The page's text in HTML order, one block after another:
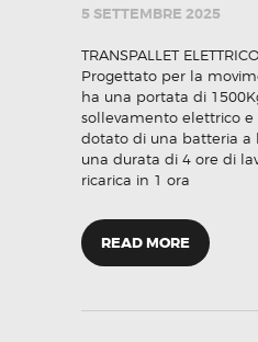
5 SETTEMBRE 2025
TRANSPALLET
Progettato per la
ha una portata di
sollevamento elettrico e
dotato di una batteria a
una durata di 4 ore di
ricarica in 1 ora
READ MORE